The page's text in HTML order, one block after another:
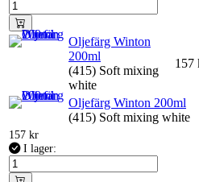
Oljefärg Winton
200ml
(415) Soft mixing
white
157
Oljefärg Winton 200ml
(415) Soft mixing white
157 kr
I lager: